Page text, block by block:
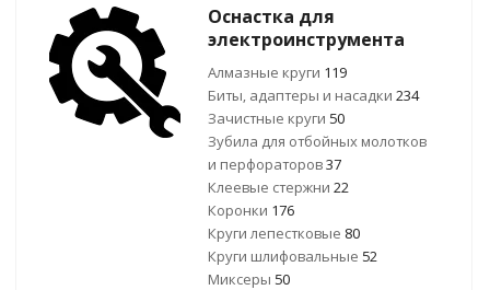
Оснастка для
электроинструмента
Алмазные круги 119
Биты, адаптеры и насадки 234
Зачистные круги 50
Зубила для отбойных молотков
и перфораторов37
Клеевые стержни 22
Коронки 176
Круги лепестковые 80
Круги шлифовальные 52
Миксеры 50